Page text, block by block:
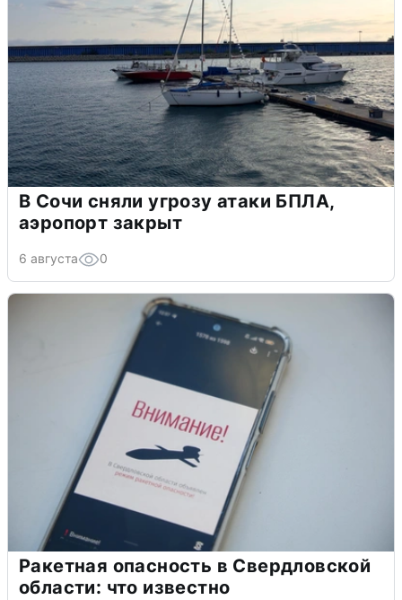
В Сочи сняли угрозу атаки БПЛА,
аэропорт закрыт
6 августа 0
Ракетная опасность в Свердловской
области: что известно